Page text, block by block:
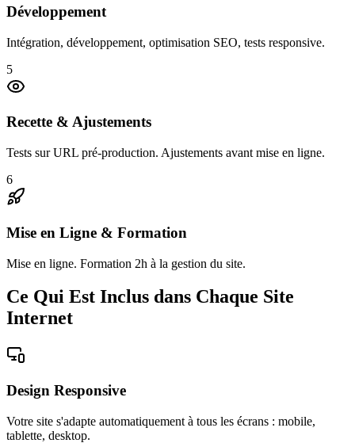
Développement
Intégration, développement, optimisation SEO, tests responsive.
5
Recette & Ajustements
Tests sur URL pré-production. Ajustements avant mise en ligne.
6
Mise en Ligne & Formation
Mise en ligne. Formation 2h à la gestion du site.
Ce Qui Est Inclus dans Chaque Site
Internet
Design Responsive
Votre site s'adapte automatiquement à tous les écrans : mobile,
tablette, desktop.